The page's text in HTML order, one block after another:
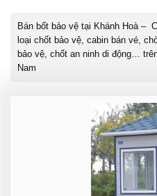
Bán bốt bảo vệ tại Khánh Hoà –
loại chốt bảo vệ, cabin bán vé,
bảo vệ, chốt an ninh di động…
Nam